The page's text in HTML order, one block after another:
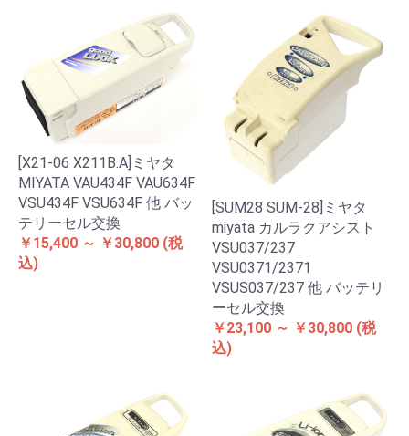
[X21-06 X211B.A]ミヤタ
MIYATA VAU434F VAU634F
VSU434F VSU634F 他 バッ
テリーセル交換
￥15,400 ～ ￥30,800 (税
込)
[SUM28 SUM-28]ミヤタ
miyata カルラクアシスト
VSU037/237
VSU0371/2371
VSUS037/237 他 バッテリ
ーセル交換
￥23,100 ～ ￥30,800 (税
込)